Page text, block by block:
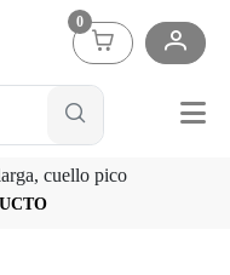
0
cuello pico